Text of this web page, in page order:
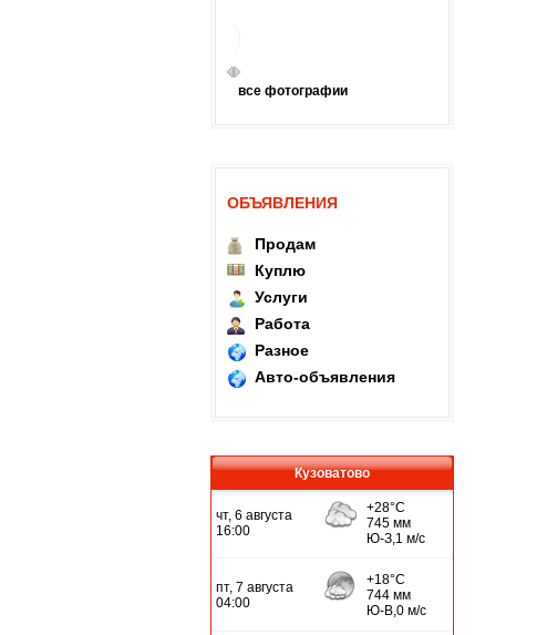
все фотографии
ОБЪЯВЛЕНИЯ
Продам
Куплю
Услуги
Работа
Разное
Авто-объявления
Кузоватово